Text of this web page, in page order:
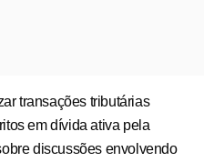
transações tributárias
em dívida ativa pela
discussões envolvendo